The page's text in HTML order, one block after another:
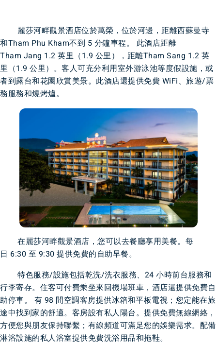
麗莎河畔觀景酒店位於萬榮，位於河邊，距離西蘇曼寺
和Tham Phu Kham不到 5 分鐘車程。 此酒店距離
Tham Jang 1.2 英里（1.9 公里），距離Tham Sang 1.2 英
里（1.9 公里）。客人可充分利用室外游泳池等度假設施，或
者到露台和花園欣賞美景。此酒店還提供免費 WiFi、旅遊/票
務服務和燒烤爐。
在麗莎河畔觀景酒店，您可以去餐廳享用美餐。每
日 6:30 至 9:30 提供免費的自助早餐。
特色服務/設施包括乾洗/洗衣服務、24 小時前台服務和
行李寄存。住客可付費乘坐來回機場班車，酒店還提供免費自
助停車。 有 98 間空調客房提供冰箱和平板電視；您定能在旅
途中找到家的舒適。客房設有私人陽台。提供免費無線網絡，
方便您與朋友保持聯繫；有線頻道可滿足您的娛樂需求。配備
淋浴設施的私人浴室提供免費洗浴用品和拖鞋。